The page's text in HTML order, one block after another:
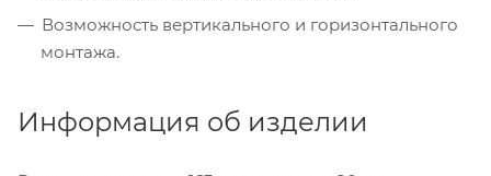
Возможность вертикального и горизонтального
монтажа.
Информация об изделии